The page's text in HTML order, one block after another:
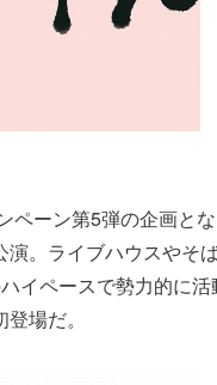
ペーン第5弾の企画と
演。ライブハウスやそ
イペースで勢力的に活
場だ。